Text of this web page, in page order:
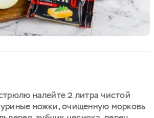
налейте 2 литра чистой
ножки, очищенную морковь